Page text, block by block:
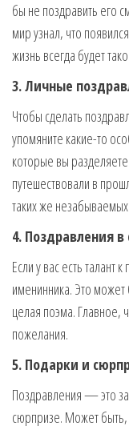
бы не поздравить его
мир узнал, что
жизнь всегда будет
3. Личные
Чтобы сделать
упомяните какие-то
которые вы
путешествовали в
таких же
4. Поздравления в
Если у вас есть талант
именинника. Это может
целая поэма. Главное,
пожелания.
5. Подарки и
Поздравления — это
сюрпризе. Может быть,